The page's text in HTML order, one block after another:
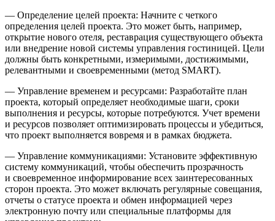
— Определение целей проекта: Начните с четкого
определения целей проекта. Это может быть, например,
открытие нового отеля, реставрация существующего объекта
или внедрение новой системы управления гостиницей. Цели
должны быть конкретными, измеримыми, достижимыми,
релевантными и своевременными (метод SMART).
— Управление временем и ресурсами: Разработайте план
проекта, который определяет необходимые шаги, сроки
выполнения и ресурсы, которые потребуются. Учет времени
и ресурсов позволяет оптимизировать процессы и убедиться,
что проект выполняется вовремя и в рамках бюджета.
— Управление коммуникациями: Установите эффективную
систему коммуникаций, чтобы обеспечить прозрачность
и своевременное информирование всех заинтересованных
сторон проекта. Это может включать регулярные совещания,
отчеты о статусе проекта и обмен информацией через
электронную почту или специальные платформы для